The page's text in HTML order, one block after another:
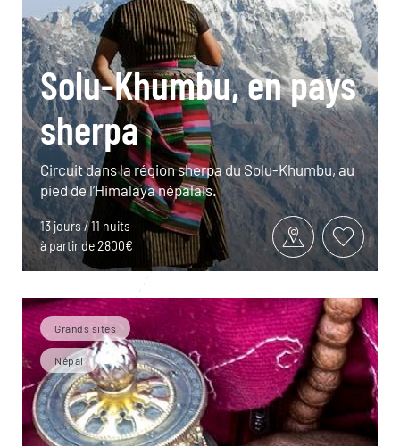
Solu-Khumbu, en pays
sherpa
Circuit dans la région sherpa du Solu-Khumbu, au
pied de l’Himalaya népalais.
13 jours / 11 nuits
à partir de 2800€
Grands sites
Népal